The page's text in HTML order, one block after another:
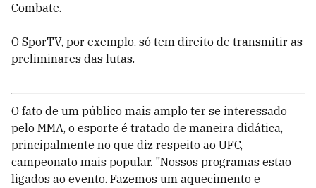
Combate.
O SporTV, por exemplo, só tem direito de transmitir as
preliminares das lutas.
O fato de um público mais amplo ter se interessado
pelo MMA, o esporte é tratado de maneira didática,
principalmente no que diz respeito ao UFC,
campeonato mais popular. "Nossos programas estão
ligados ao evento. Fazemos um aquecimento e